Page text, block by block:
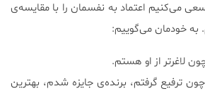
می‌کنیم اعتماد به نفسمان را با مقایسه‌ی
به خودمان می‌گوییم:
لاغرتر از او هستم.
ترفیع گرفتم، برنده‌ی جایزه شدم، بهترین